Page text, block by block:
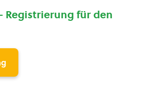
Registrierung für den